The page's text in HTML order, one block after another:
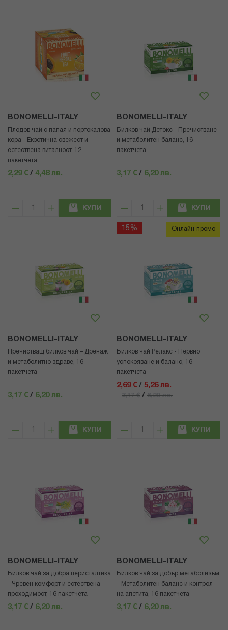
BONOMELLI-ITALY
Плодов чай с папая и портокалова
кора - Екзотична свежест и
естествена виталност, 12
пакетчета
2,29 € / 4,48 лв.
КУПИ
BONOMELLI-ITALY
Билков чай Детокс - Пречистване
и метаболитен баланс, 16
пакетчета
3,17 € / 6,20 лв.
КУПИ
BONOMELLI-ITALY
Пречистващ билков чай – Дренаж
и метаболитно здраве, 16
пакетчета
3,17 € / 6,20 лв.
КУПИ
15% Онлайн промо
BONOMELLI-ITALY
Билков чай Релакс - Нервно
успокояване и баланс, 16
пакетчета
2,69 € / 5,26 лв.
3,17 € / 6,20 лв.
КУПИ
BONOMELLI-ITALY
Билков чай за добра перисталтика
- Чревен комфорт и естествена
проходимост, 16 пакетчета
3,17 € / 6,20 лв.
BONOMELLI-ITALY
Билков чай за добър метаболизъм
– Метаболитен баланс и контрол
на апетита, 16 пакетчета
3,17 € / 6,20 лв.